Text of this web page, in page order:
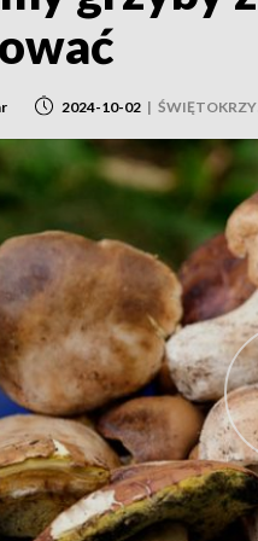
2024-10-02 |